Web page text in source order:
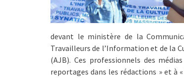
devant le ministère de la
Travailleurs de l’Information et de la
(AJB). Ces professionnels des
reportages dans les rédactions » et à